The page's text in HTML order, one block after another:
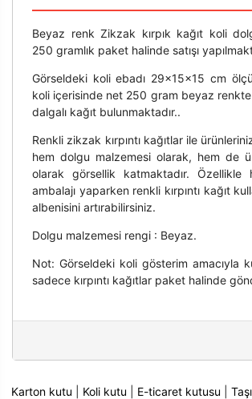
Beyaz renk Zikzak kırpık kağıt koli
250 gramlık paket halinde satışı
Görseldeki koli ebadı 29x15x15 cm
koli içerisinde net 250 gram beyaz renkte
dalgalı kağıt bulunmaktadır..
Renkli zikzak kırpıntı kağıtlar ile
hem dolgu malzemesi olarak, hem de
olarak görsellik katmaktadır. Özellikle
ambalajı yaparken renkli kırpıntı kağıt
albenisini artırabilirsiniz.
Dolgu malzemesi rengi : Beyaz.
Not: Görseldeki koli gösterim amacıyla
sadece kırpıntı kağıtlar paket halinde
Karton kutu Koli kutu E-ticaret kutusu |